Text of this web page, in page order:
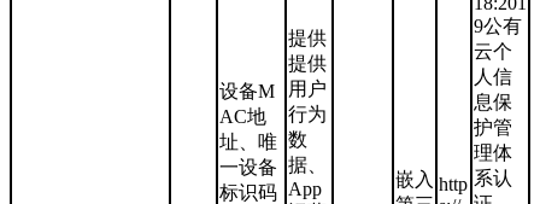
设备M
AC地
址、唯
一设备
标识码
提供
提供
用户
行为
数
据、
App
嵌入 http
9公有
云个
人信
息保
护管
理体
系认